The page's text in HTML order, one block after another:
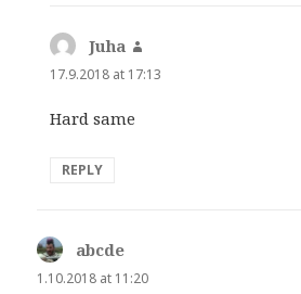
Juha
17.9.2018 at 17:13
Hard same
REPLY
abcde
1.10.2018 at 11:20